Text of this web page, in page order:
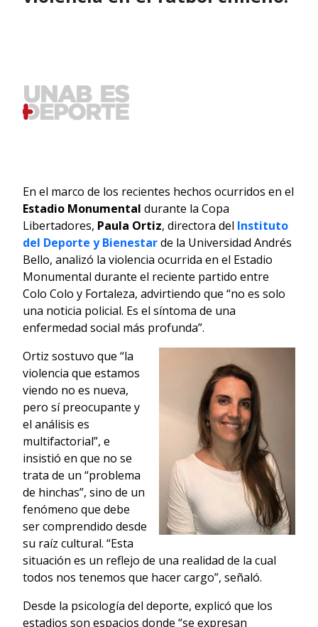
En el marco de los recientes hechos ocurridos en el
Estadio Monumental durante la Copa
Libertadores, Paula Ortiz, directora del Instituto
del Deporte y Bienestarde la Universidad Andrés
Bello, analizó la violencia ocurrida en el Estadio
Monumental durante el reciente partido entre
Colo Colo y Fortaleza, advirtiendo que “no es solo
una noticia policial. Es el síntoma de una
enfermedad social más profunda”.
Ortiz sostuvo que “la
violencia que estamos
viendo no es nueva,
pero sí preocupante y
el análisis es
multifactorial”, e
insistió en que no se
trata de un “problema
de hinchas”, sino de un
fenómeno que debe
ser comprendido desde
su raíz cultural. “Esta
situación es un reflejo de una realidad de la cual
todos nos tenemos que hacer cargo”, señaló.
Desde la psicología del deporte, explicó que los
estadios son espacios donde “se expresan